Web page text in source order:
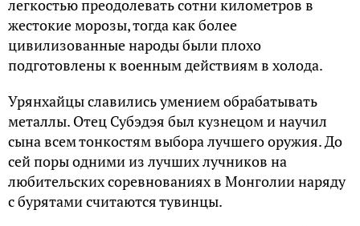
легкостью преодолевать сотни километров в
жестокие морозы, тогда как более
цивилизованные народы были плохо
подготовлены к военным действиям в холода.
Урянхайцы славились умением обрабатывать
металлы. Отец Субэдэя был кузнецом и научил
сына всем тонкостям выбора лучшего оружия. До
сей поры одними из лучших лучников на
любительских соревнованиях в Монголии наряду
с бурятами считаются тувинцы.